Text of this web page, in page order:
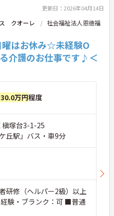
更新日：2026年04月14日
クオーレ
社会福祉法人恩徳福
曜はお休み☆未経験O
介護のお仕事です♪＜
万円程度
槇塚台3-1-25
丘駅」バス・車9分
研修（ヘルパー2級）以上
験・ブランク：可 ■普通